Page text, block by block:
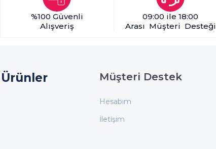
%100 Güvenli
Alışveriş
09:00 ile 18:00
Arası Müşteri Desteği
Ürünler Müşteri Destek
Hesabım
İletişim